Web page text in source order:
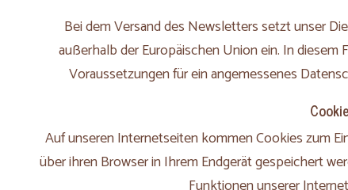
Bei dem Versand des Newsletters setzt unser
außerhalb der Europäischen Union ein. In diesem
Voraussetzungen für ein angemessenes
Auf unseren Internetseiten kommen Cookies zum
über ihren Browser in Ihrem Endgerät gespeichert